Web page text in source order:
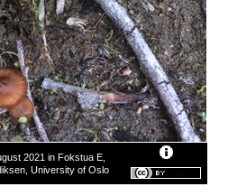
2021 in Fokstua E,
University of Oslo